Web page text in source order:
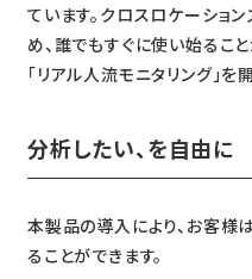
ています。クロスロケーショ
め、誰でもすぐに使い始るこ
「リアル人流モニタリング」を
分析したい、を自由に
本製品の導入により、お客様
ることができます。